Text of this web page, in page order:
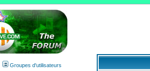
Groupes d'utilisateurs